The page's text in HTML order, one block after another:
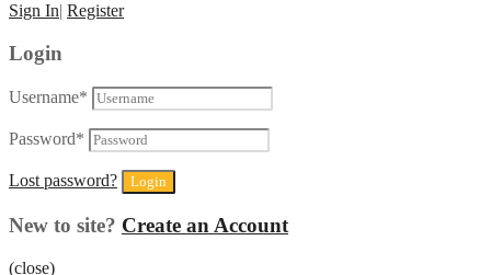
Sign In| Register
Login
Username*
Password*
Lost password?
New to site? Create an Account
(close)